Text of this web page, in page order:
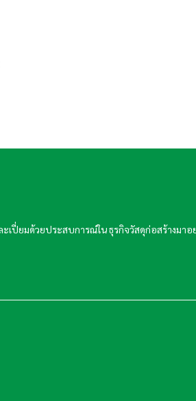
ปี่ยมด้วยประสบการณ์ใน ธุรกิจวัสดุก่อสร้างมาอ